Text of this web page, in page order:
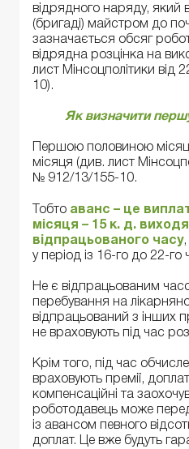
відрядного наряду, який
(бригаді) майстром до
зазначається обсяг
відрядна розцінка на
лист Мінсоцполітики
10).
Як визначити
Першою половиною
місяця (див. лист
№ 912/13/155-10.
Тобто аванс – це
місяця – 15 к. д.
відпрацьованого часу,
у період із 16-го до 22-го
Не є відпрацьованим
перебування на
відпрацьований з інших
не враховують під час
Крім того, під час
враховують премії,
компенсаційні та
роботодавець може
із авансом певного
доплат. Це вже будуть